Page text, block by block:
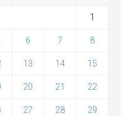
1
6 7 8
13 14 15
20 21 22
27 28 29